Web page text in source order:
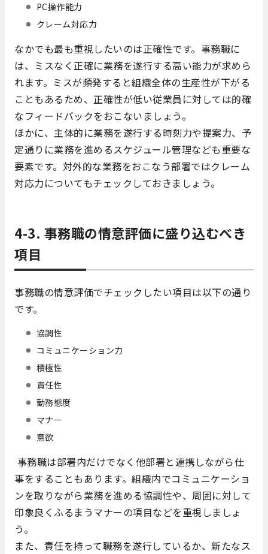
PC操作能力
クレーム対応力
なかでも最も重視したいのは正確性です。事務職に
は、ミスなく正確に業務を遂行する高い能力が求めら
れます。ミスが頻発すると組織全体の生産性が下がる
こともあるため、正確性が低い従業員に対しては的確
なフィードバックをおこないましょう。
ほかに、主体的に業務を遂行する時刻力や提案力、予
定通りに業務を進めるスケジュール管理なども重要な
要素です。対外的な業務をおこなう部署ではクレーム
対応力についてもチェックしておきましょう。
4-3. 事務職の情意評価に盛り込むべき
項目
事務職の情意評価でチェックしたい項目は以下の通り
です。
協調性
コミュニケーション力
積極性
責任性
勤務態度
マナー
意欲
事務職は部署内だけでなく他部署と連携しながら仕
事をすることもあります。組織内でコミュニケーショ
ンを取りながら業務を進める協調性や、周囲に対して
印象良くふるまうマナーの項目などを重視しましょ
う。
また、責任を持って職務を遂行しているか、新たなス